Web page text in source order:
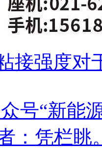
接强度对
号“新能
：凭栏眺